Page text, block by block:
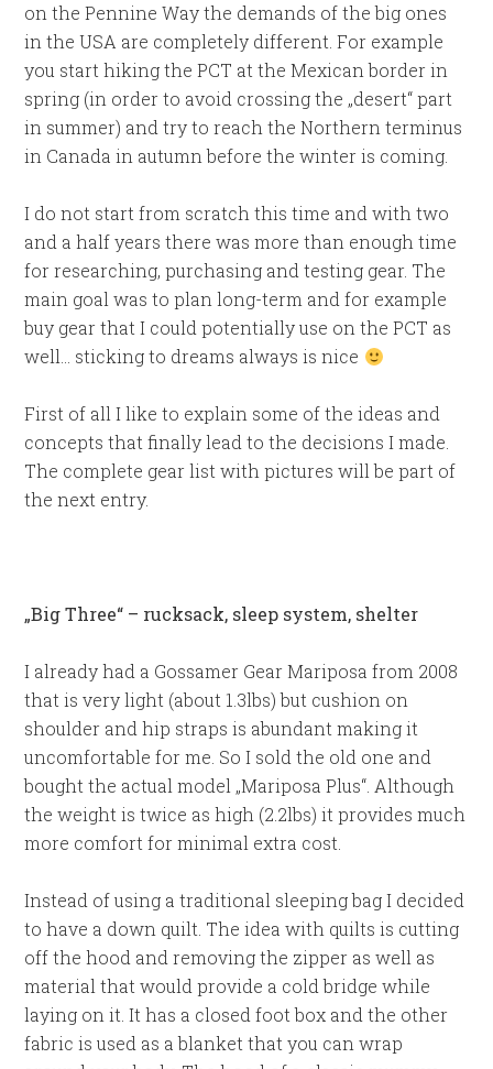
on the Pennine Way the demands of the big ones
in the USA are completely different. For example
you start hiking the PCT at the Mexican border in
spring (in order to avoid crossing the „desert“ part
in summer) and try to reach the Northern terminus
in Canada in autumn before the winter is coming.
I do not start from scratch this time and with two
and a half years there was more than enough time
for researching, purchasing and testing gear. The
main goal was to plan long-term and for example
buy gear that I could potentially use on the PCT as
well… sticking to dreams always is nice
First of all I like to explain some of the ideas and
concepts that finally lead to the decisions I made.
The complete gear list with pictures will be part of
the next entry.
„Big Three“ – rucksack, sleep system, shelter
I already had a Gossamer Gear Mariposa from 2008
that is very light (about 1.3lbs) but cushion on
shoulder and hip straps is abundant making it
uncomfortable for me. So I sold the old one and
bought the actual model „Mariposa Plus“. Although
the weight is twice as high (2.2lbs) it provides much
more comfort for minimal extra cost.
Instead of using a traditional sleeping bag I decided
to have a down quilt. The idea with quilts is cutting
off the hood and removing the zipper as well as
material that would provide a cold bridge while
laying on it. It has a closed foot box and the other
fabric is used as a blanket that you can wrap